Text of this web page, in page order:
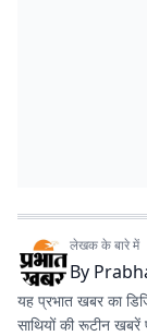
लेखक के बारे में
By
यह प्रभात खबर का
साथियों की रूटीन खबरें